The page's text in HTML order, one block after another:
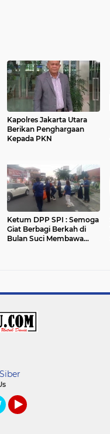
Kapolres Jakarta Utara
Berikan Penghargaan
Kepada PKN
Ketum DPP SPI : Semoga
Giat Berbagi Berkah di
Bulan Suci Membawa